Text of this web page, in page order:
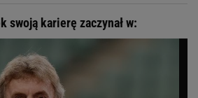
swoją karierę zaczynał w: